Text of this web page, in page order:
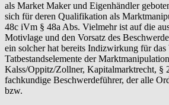
als Market Maker und Eigenhändler
sich für deren Qualifikation als
48c iVm § 48a Abs. Vielmehr ist auf die
Motivlage und den Vorsatz des
ein solcher hat bereits Indizwirkung für das
Tatbestandselemente der
Kalss/Oppitz/Zollner, Kapitalmarktrecht, §
fachkundige Beschwerdeführer, der alle
bzw.